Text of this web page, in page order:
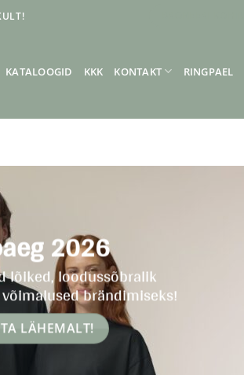
KATALOOGID KKK KONTAKT RINGPAEL
2026
lõiked, loodussõbralik
brändimiseks!
LÄHEMALT!